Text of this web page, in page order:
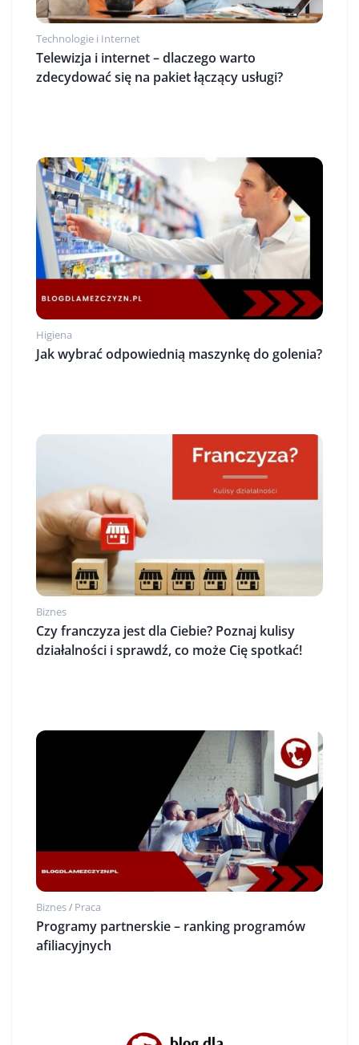
Technologie i Internet
Telewizja i internet – dlaczego warto
zdecydować się na pakiet łączący usługi?
Higiena
Jak wybrać odpowiednią maszynkę do golenia?
Biznes
Czy franczyza jest dla Ciebie? Poznaj kulisy
działalności i sprawdź, co może Cię spotkać!
Biznes/ Praca
Programy partnerskie – ranking programów
afiliacyjnych